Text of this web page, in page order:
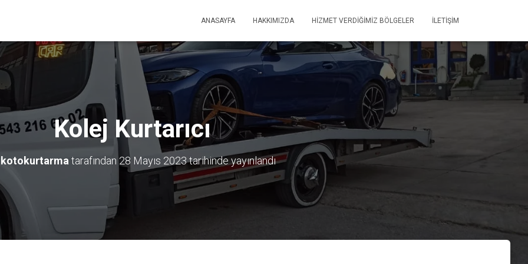
ANASAYFA HAKKIMIZDA HIZMET VERDIĞIMIZ BÖLGELER İLETIŞIM
Kolej Kurtarıcı
tarafından 28 Mayıs 2023tarihinde yayınlandı